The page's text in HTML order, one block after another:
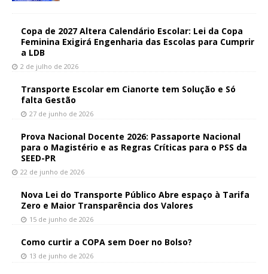
Copa de 2027 Altera Calendário Escolar: Lei da Copa
Feminina Exigirá Engenharia das Escolas para Cumprir
a LDB
2 de julho de 2026
Transporte Escolar em Cianorte tem Solução e Só
falta Gestão
27 de junho de 2026
Prova Nacional Docente 2026: Passaporte Nacional
para o Magistério e as Regras Críticas para o PSS da
SEED-PR
22 de junho de 2026
Nova Lei do Transporte Público Abre espaço à Tarifa
Zero e Maior Transparência dos Valores
15 de junho de 2026
Como curtir a COPA sem Doer no Bolso?
13 de junho de 2026